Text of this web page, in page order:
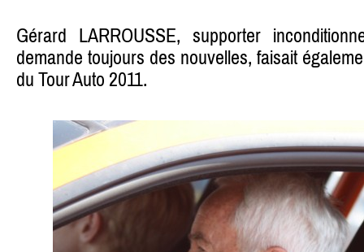
Gérard LARROUSSE, supporter
demande toujours des nouvelles, faisait
du Tour Auto 2011.